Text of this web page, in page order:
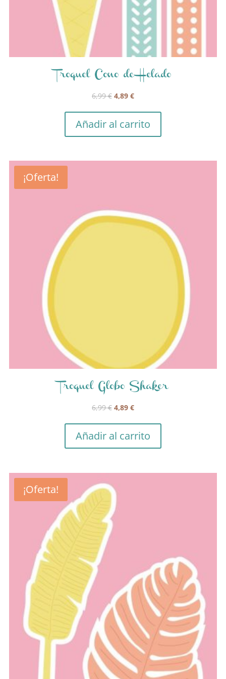
Troquel Cono de Helado
6,99€ El
original
era:
4,89 €El
actual
es:
Añadir al carrito
¡Oferta!
Troquel Globo Shaker
6,99€ El
original
era:
4,89 €El
actual
es:
Añadir al carrito
¡Oferta!